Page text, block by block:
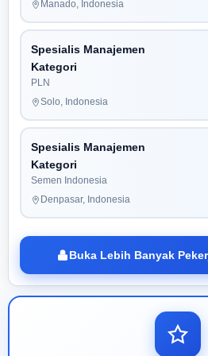
Manado, Indonesia
Spesialis Manajemen
Kategori
PLN
Solo, Indonesia
Spesialis Manajemen
Kategori
Semen Indonesia
Denpasar, Indonesia
Buka Lebih Banyak